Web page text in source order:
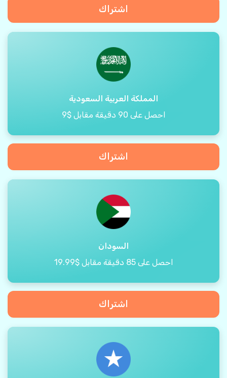
اشتراك
المملكة العربية السعودية
احصل على 90 دقيقة مقابل $9
اشتراك
السودان
احصل على 85 دقيقة مقابل $19.99
اشتراك